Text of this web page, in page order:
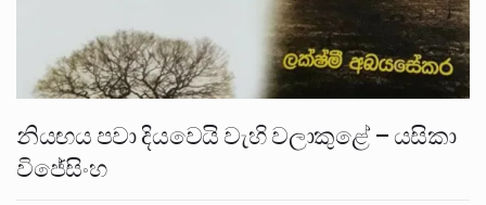
නියඟය පවා දියවෙයි වැහි වලාකුළේ – යසිකා
විජේසිංහ